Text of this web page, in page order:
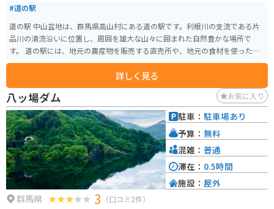
#道の駅
道の駅 中山盆地は、群馬県高山村にある道の駅です。利根川の支流である片
品川の清流沿いに位置し、周囲を雄大な山々に囲まれた自然豊かな場所で
す。 道の駅には、地元の農産物を販売する直売所や、地元の食材を使った料
理を提供するレストランがあります。特におすすめは、地元で採れた新鮮な
野菜を使った天ぷらが味わえる「天ぷらの里」です。また、併設されている
「中山ふるさと館」では、地元の歴史や文化について学ぶことができます。
バイクで訪れる場合、道の駅には広くて停めやすい駐車場が完備されていま
す。周辺には、尾瀬や日光などへのツーリングルートも充実しており、休憩
場所としても最適です。春には桜、秋には紅葉と、四季折々の美しい景色を
楽しむことができます。 道の駅 中山盆地を訪れた際には、ぜひ地元の名産品
である「中山そば」を味わってみてください。そばの実の甘皮まで挽き込ん
だ、香りが高く風味豊かなそばです。
詳しく見る
八ッ場ダム お気に入り
群馬県 3 （口コミ2件）
駐車： 駐車場あり
予算： 無料
混雑： 普通
滞在： 0.5時間
施設： 屋外